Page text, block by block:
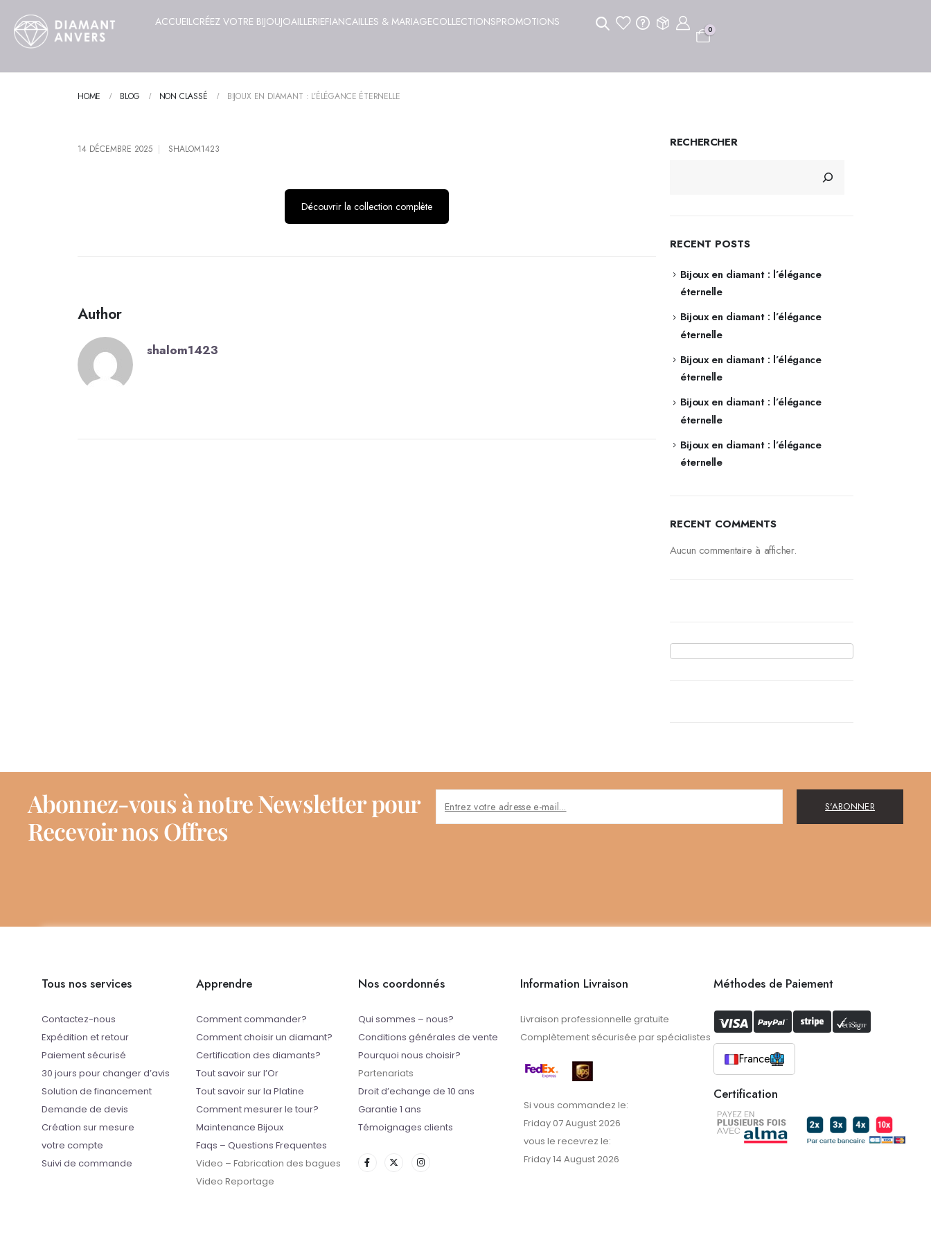
ACCUEILCRÉEZ VOTRE BIJOUJOAILLERIEFIANCAILLES & MARIAGECOLLECTIONSPROMOTIONS
0
HOME BLOG NON CLASSÉ BIJOUX EN DIAMANT : L’ÉLÉGANCE ÉTERNELLE
14 DÉCEMBRE 2025 SHALOM1423
Découvrir la collection complète
Author
shalom1423
RECHERCHER
RECENT POSTS
Bijoux en diamant : l’élégance
éternelle
Bijoux en diamant : l’élégance
éternelle
Bijoux en diamant : l’élégance
éternelle
Bijoux en diamant : l’élégance
éternelle
Bijoux en diamant : l’élégance
éternelle
RECENT COMMENTS
Aucun commentaire à afficher.
Abonnez-vous à notre Newsletter pour
Recevoir nos Offres
S'ABONNER
Tous nos services
Contactez-nous
Expédition et retour
Paiement sécurisé
30 jours pour changer d’avis
Solution de financement
Demande de devis
Création sur mesure
votre compte
Suivi de commande
Apprendre
Comment commander?
Comment choisir un diamant?
Certification des diamants?
Tout savoir sur l’Or
Tout savoir sur la Platine
Comment mesurer le tour?
Maintenance Bijoux
Faqs – Questions Frequentes
Video – Fabrication des bagues
Video Reportage
Nos coordonnés
Qui sommes – nous?
Conditions générales de vente
Pourquoi nous choisir?
Partenariats
Droit d’echange de 10 ans
Garantie 1 ans
Témoignages clients
Information Livraison
Livraison professionnelle gratuite
Complètement sécurisée par spécialistes
Si vous commandez le:
Friday 07 August 2026
vous le recevrez le:
Friday 14 August 2026
Méthodes de Paiement
France
Certification